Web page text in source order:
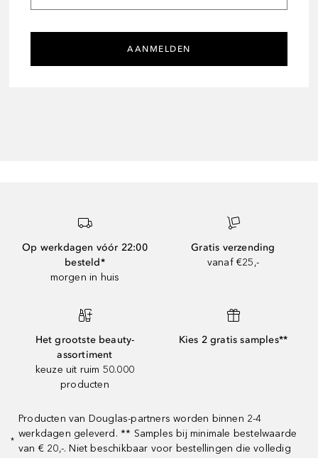
AANMELDEN
Op werkdagen vóór 22:00
besteld*
morgen in huis
Gratis verzending
vanaf €25,-
Het grootste beauty-
assortiment
keuze uit ruim 50.000
producten
Kies 2 gratis samples**
*
Producten van Douglas-partners worden binnen 2-4
werkdagen geleverd. ** Samples bij minimale bestelwaarde
van € 20,-. Niet beschikbaar voor bestellingen die volledig